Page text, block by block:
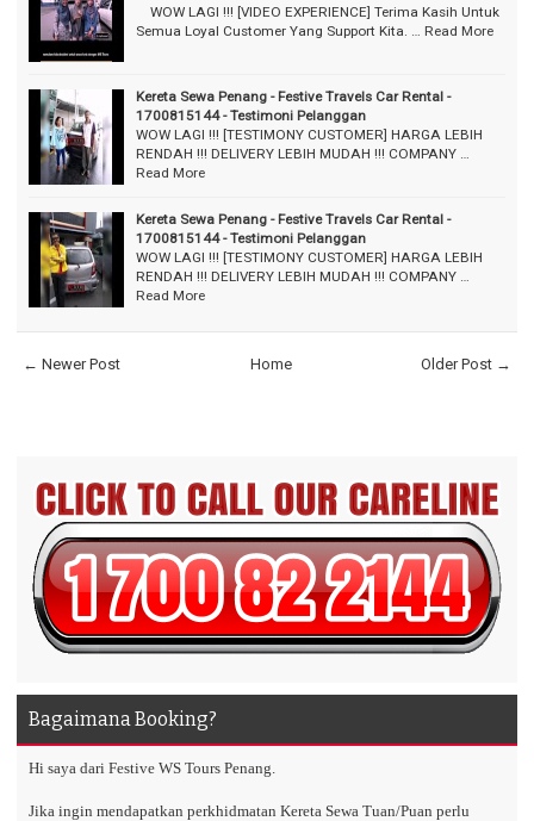
⠀ WOW LAGI !!! [VIDEO EXPERIENCE] Terima Kasih Untuk
Semua Loyal Customer Yang Support Kita. …
Read More
Kereta Sewa Penang - Festive Travels Car Rental -
1700815144 - Testimoni Pelanggan
WOW LAGI !!! [TESTIMONY CUSTOMER] HARGA LEBIH
RENDAH !!! DELIVERY LEBIH MUDAH !!! COMPANY …
Read More
Kereta Sewa Penang - Festive Travels Car Rental -
1700815144 - Testimoni Pelanggan
WOW LAGI !!! [TESTIMONY CUSTOMER] HARGA LEBIH
RENDAH !!! DELIVERY LEBIH MUDAH !!! COMPANY …
Read More
← Newer Post Older Post →
Home
Bagaimana Booking?
Hi saya dari Festive WS Tours Penang.
Jika ingin mendapatkan perkhidmatan Kereta Sewa Tuan/Puan perlu